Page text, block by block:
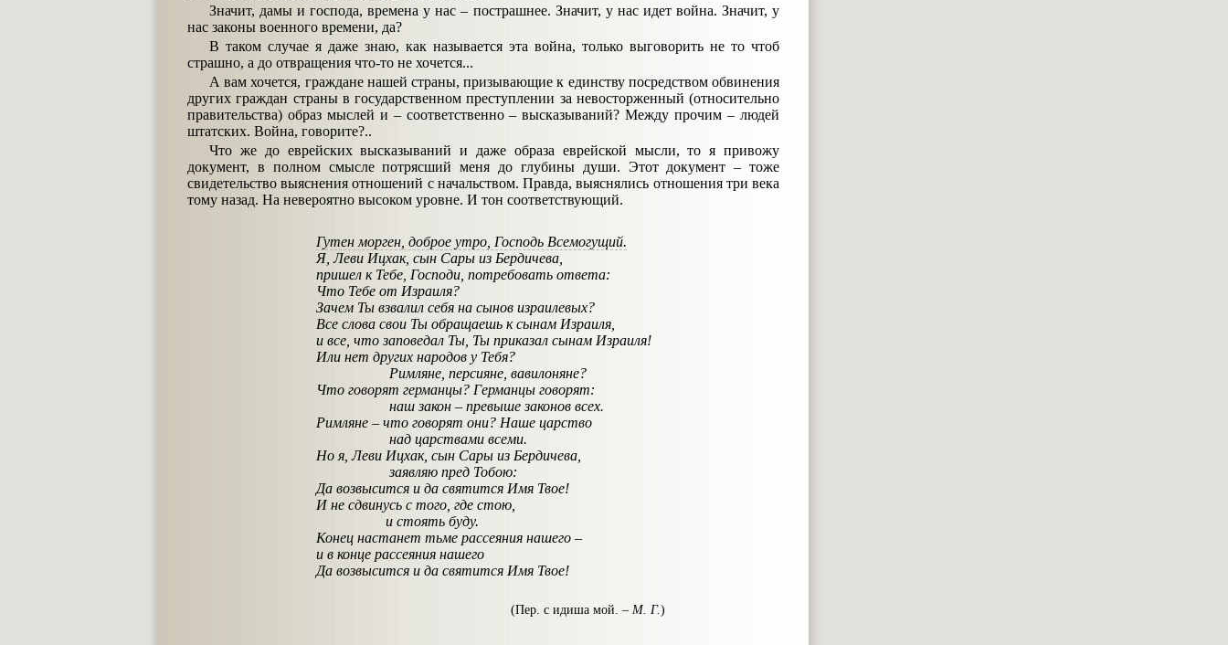
Значит, дамы и господа, времена у нас – пострашнее. Значит, у нас идет война. Значит, у
нас законы военного времени, да?
В таком случае я даже знаю, как называется эта война, только выговорить не то чтоб
страшно, а до отвращения что-то не хочется...
А вам хочется, граждане нашей страны, призывающие к единству посредством обвинения
других граждан страны в государственном преступлении за невосторженный (относительно
правительства) образ мыслей и – соответственно – высказываний? Между прочим – людей
штатских. Война, говорите?..
Что же до еврейских высказываний и даже образа еврейской мысли, то я привожу
документ, в полном смысле потрясший меня до глубины души. Этот документ – тоже
свидетельство выяснения отношений с начальством. Правда, выяснялись отношения три века
тому назад. На невероятно высоком уровне. И тон соответствующий.
Гутен морген, доброе утро, Господь Всемогущий.
Я, Леви Ицхак, сын Сары из Бердичева,
пришел к Тебе, Господи, потребовать ответа:
Что Тебе от Израиля?
Зачем Ты взвалил себя на сынов израилевых?
Все слова свои Ты обращаешь к сынам Израиля,
и все, что заповедал Ты, Ты приказал сынам Израиля!
Или нет других народов у Тебя?
Римляне, персияне, вавилоняне?
Что говорят германцы? Германцы говорят:
наш закон – превыше законов всех.
Римляне – что говорят они? Наше царство
над царствами всеми.
Но я, Леви Ицхак, сын Сары из Бердичева,
заявляю пред Тобою:
Да возвысится и да святится Имя Твое!
И не сдвинусь с того, где стою,
и стоять буду.
Конец настанет тьме рассеяния нашего –
и в конце рассеяния нашего
Да возвысится и да святится Имя Твое!
(Пер. с идиша мой. – М. Г.)